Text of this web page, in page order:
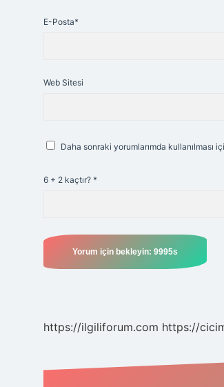
E-Posta*
Web Sitesi
Daha sonraki yorumlarımda kullanılması
6 + 2 kaçtır? *
https://ilgiliforum.com https://